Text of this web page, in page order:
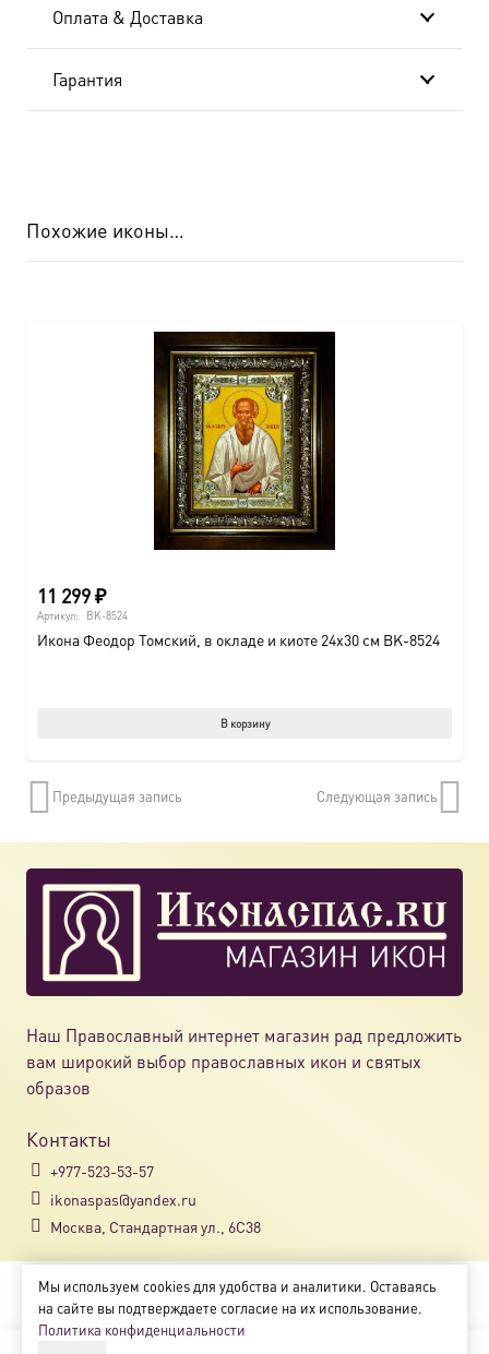
Оплата & Доставка
Гарантия
Похожие иконы…
11 299₽
Артикул: BK-8524
Икона Феодор Томский, в окладе и киоте 24х30 см BK-8524
В корзину
Предыдущая запись Следующая запись
Наш Православный интернет магазин рад предложить
вам широкий выбор православных икон и святых
образов
Контакты
+977-523-53-57
ikonaspas@yandex.ru
Москва, Стандартная ул., 6С38
Copyright © 2018-2025
Магазин православных икон «ikonaspas.ru»
Мы используем cookies для удобства и аналитики. Оставаясь
на сайте вы подтверждаете согласие на их использование.
Политика конфиденциальности